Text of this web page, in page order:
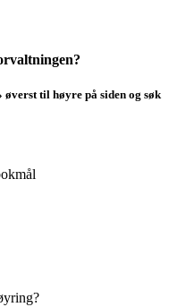
til høyre på siden og søk